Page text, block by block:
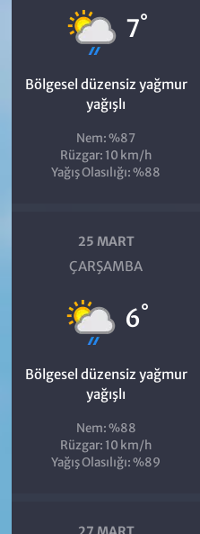
7°
Bölgesel düzensiz yağmur
yağışlı
Nem: %87
Rüzgar: 10 km/h
Yağış Olasılığı: %88
25 MART
ÇARŞAMBA
6°
Bölgesel düzensiz yağmur
yağışlı
Nem: %88
Rüzgar: 10 km/h
Yağış Olasılığı: %89